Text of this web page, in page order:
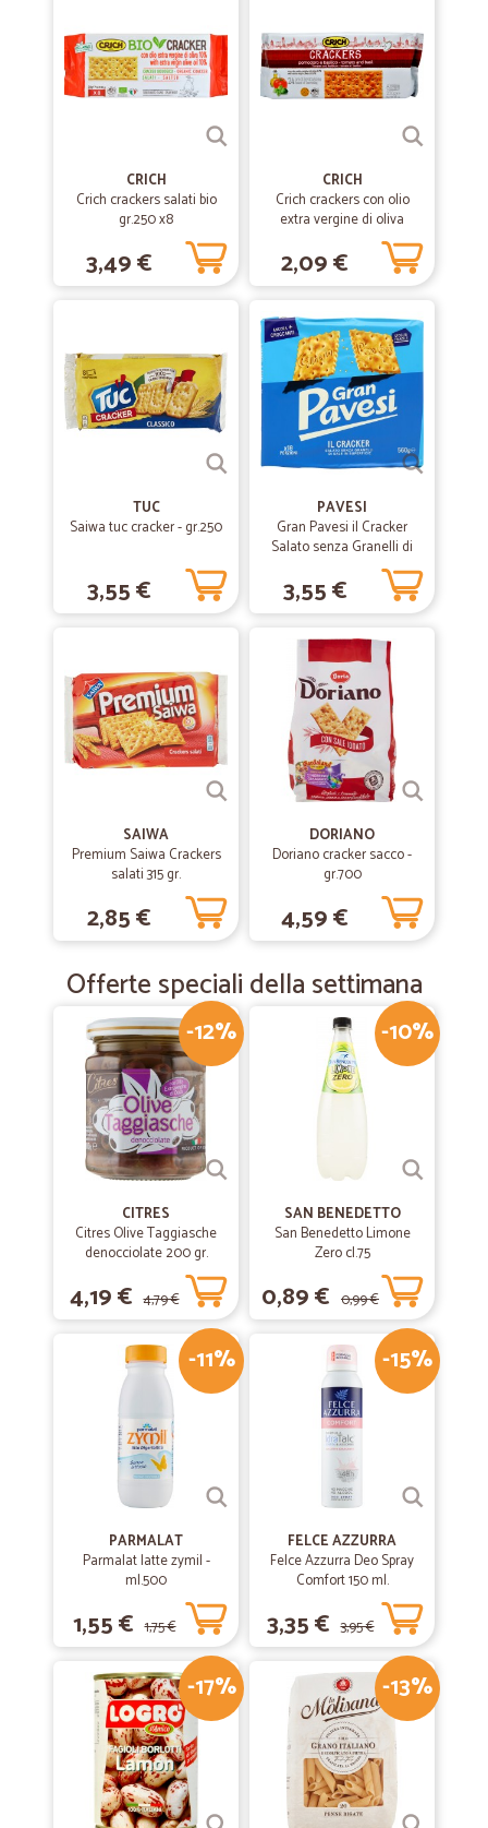
05/05/2019
—Consuelo B.
Efficiente
Puntuali, precisi, merce ben imballata, prodotti freschi. Vasta scelta e
di tutte le marche. Personale cortese e disponibile.
CRICH
Crich crackers salati bio
gr.250 x8
3,49 €
CRICH
Crich crackers con olio
extra vergine di oliva
pomodoro e basilico gr.250
2,09 €
TUC
Saiwa tuc cracker - gr.250
3,55 €
PAVESI
Gran Pavesi il Cracker
Salato senza Granelli di
Sale in Superficie 560g
3,55 €
SAIWA
Premium Saiwa Crackers
salati 315 gr.
2,85 €
DORIANO
Doriano cracker sacco -
gr.700
4,59 €
Offerte speciali della settimana
-12%
CITRES
Citres Olive Taggiasche
denocciolate 200 gr.
4,19 € 4,79 €
-10%
SAN BENEDETTO
San Benedetto Limone
Zero cl.75
0,89 € 0,99 €
-11%
PARMALAT
Parmalat latte zymil -
ml.500
1,55 € 1,75 €
-15%
FELCE AZZURRA
Felce Azzurra Deo Spray
Comfort 150 ml.
3,35 € 3,95 €
-17% -13%